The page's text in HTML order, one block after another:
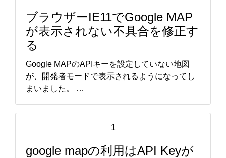
ブラウザーIE11でGoogle MAP
が表示されない不具合を修正す
る
Google MAPのAPIキーを設定していない地図
が、開発者モードで表示されるようになってし
まいました。 …
1
google mapの利用はAPI Keyが